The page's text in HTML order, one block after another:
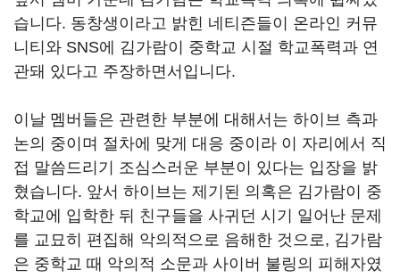
습니다. 동창생이라고 밝힌 네티즌들이 온라인 커뮤
니티와 SNS에 김가람이 중학교 시절 학교폭력과 연
관돼 있다고 주장하면서입니다.
이날 멤버들은 관련한 부분에 대해서는 하이브 측과
논의 중이며 절차에 맞게 대응 중이라 이 자리에서 직
접 말씀드리기 조심스러운 부분이 있다는 입장을 밝
혔습니다. 앞서 하이브는 제기된 의혹은 김가람이 중
학교에 입학한 뒤 친구들을 사귀던 시기 일어난 문제
를 교묘히 편집해 악의적으로 음해한 것으로, 김가람
은 중학교 때 악의적 소문과 사이버 불링의 피해자였